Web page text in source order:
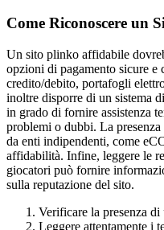
Come Riconoscere un
Un sito plinko affidabile
opzioni di pagamento sicure e
credito/debito, portafogli
inoltre disporre di un sistema
in grado di fornire assistenza
problemi o dubbi. La
da enti indipendenti, come
affidabilità. Infine, leggere le
giocatori può fornire
sulla reputazione del sito.
Verificare la presenza
Leggere attentamente i